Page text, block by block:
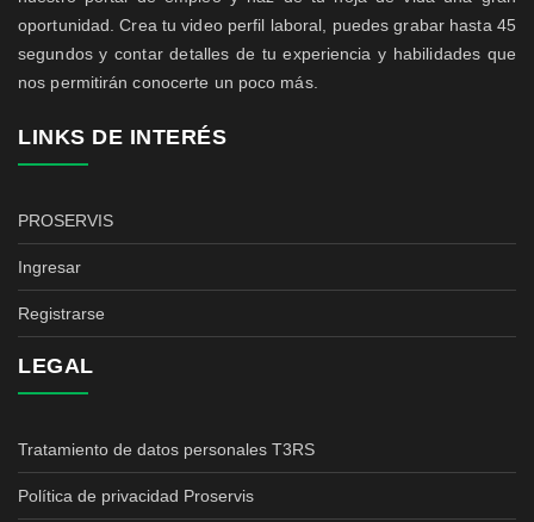
oportunidad. Crea tu video perfil laboral, puedes grabar hasta 45
segundos y contar detalles de tu experiencia y habilidades que
nos permitirán conocerte un poco más.
LINKS DE INTERÉS
PROSERVIS
Ingresar
Registrarse
LEGAL
Tratamiento de datos personales T3RS
Política de privacidad Proservis